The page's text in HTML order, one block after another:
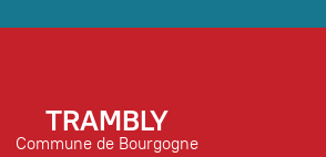
TRAMBLY
Commune de Bourgogne